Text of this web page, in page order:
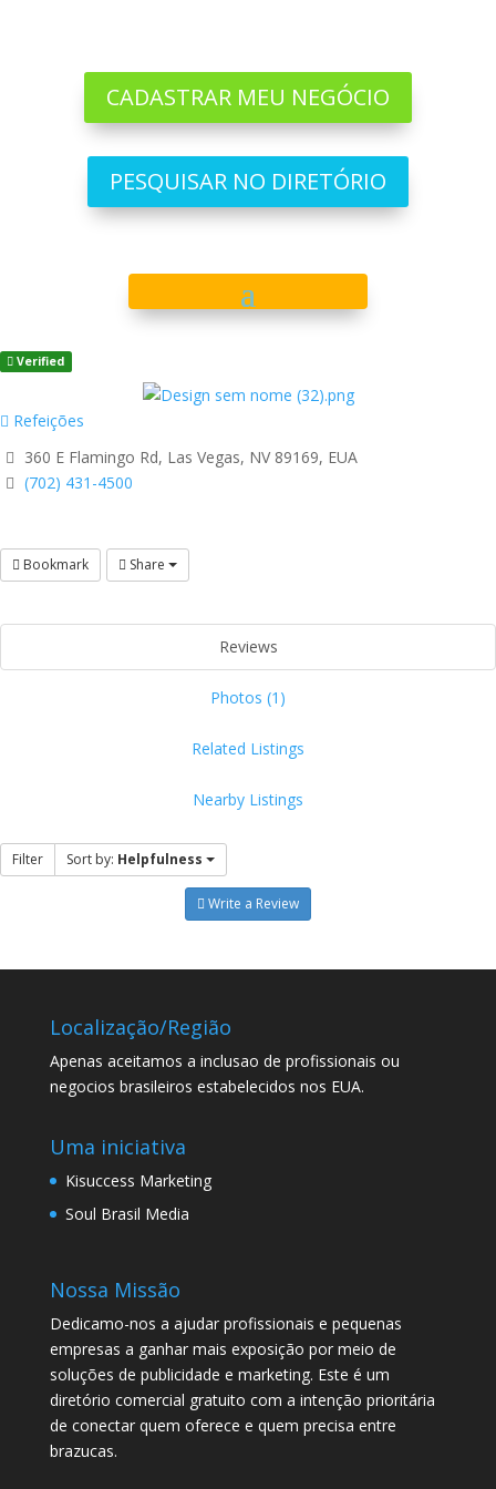
CADASTRAR MEU NEGÓCIO
PESQUISAR NO DIRETÓRIO
Verified
Refeições
360 E Flamingo Rd, Las Vegas, NV 89169, EUA
(702) 431-4500
Bookmark Share
Reviews
Photos (1)
Related Listings
Nearby Listings
Filter Sort by: Helpfulness
Write a Review
Localização/Região
Apenas aceitamos a inclusao de profissionais ou
negocios brasileiros estabelecidos nos EUA.
Uma iniciativa
Kisuccess Marketing
Soul Brasil Media
Nossa Missão
Dedicamo-nos a ajudar profissionais e pequenas
empresas a ganhar mais exposição por meio de
soluções de publicidade e marketing. Este é um
diretório comercial gratuito com a intenção prioritária
de conectar quem oferece e quem precisa entre
brazucas.